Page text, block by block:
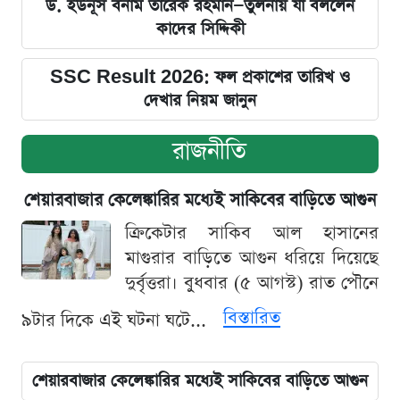
ড. ইউনূস বনাম তারেক রহমান—তুলনায় যা বললেন
কাদের সিদ্দিকী
SSC Result 2026: ফল প্রকাশের তারিখ ও
দেখার নিয়ম জানুন
রাজনীতি
শেয়ারবাজার কেলেঙ্কারির মধ্যেই সাকিবের বাড়িতে আগুন
ক্রিকেটার সাকিব আল হাসানের
মাগুরার বাড়িতে আগুন ধরিয়ে দিয়েছে
দুর্বৃত্তরা। বুধবার (৫ আগস্ট) রাত পৌনে
৯টার দিকে এই ঘটনা ঘটে...
বিস্তারিত
শেয়ারবাজার কেলেঙ্কারির মধ্যেই সাকিবের বাড়িতে আগুন